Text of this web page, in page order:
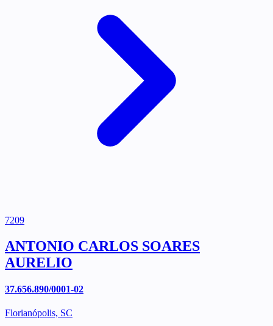
7209
ANTONIO CARLOS SOARES
AURELIO
37.656.890/0001-02
Florianópolis, SC